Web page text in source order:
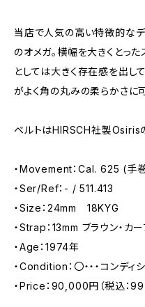
当店で人気の高い特徴的な
のオメガ。横幅を大きくとっ
としては大きく存在感を出し
がよく角の丸みの柔らかさに
ベルトはHIRSCH社製Osiris
・Movement：Cal. 625 (手
・Ser/Ref：- / 511.413
・Size：24mm 18KYG
・Strap：13mm ブラウン・カ
・Age：1974年
・Condition：〇・・・コンディ
・Price：90,000円（税込：